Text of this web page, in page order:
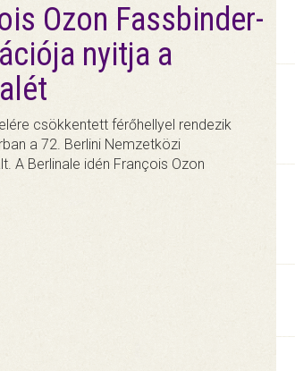
Ozon Fassbinder-
nyitja a
csökkentett férőhellyel rendezik
a 72. Berlini Nemzetközi
A Berlinale idén François Ozon